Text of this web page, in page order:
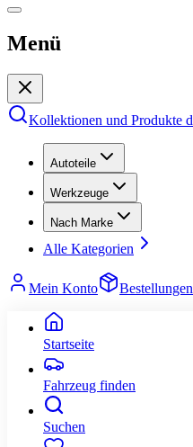
Menü
Kollektionen und Produkte
Autoteile
Werkzeuge
Nach Marke
Alle Kategorien
Mein Konto Bestellungen
Startseite
Fahrzeug finden
Suchen